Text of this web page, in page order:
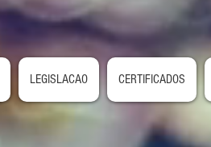
LEGISLACAO CERTIFICADOS